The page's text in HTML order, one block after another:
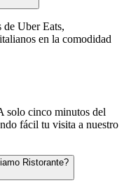
de Uber Eats,
en la comodidad
solo cinco minutos del
fácil tu visita a nuestro
Ristorante?